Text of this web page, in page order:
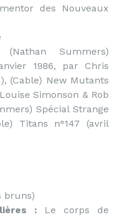
des Nouveaux
:(Nathan Summers)
1986, par Chris
(Cable) New Mutants
Simonson & Rob
Spécial Strange
Titans n°147 (avril
bruns)
: Le corps de